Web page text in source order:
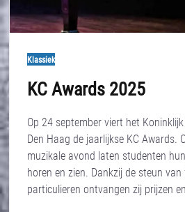
Klassiek
KC Awards 2025
Op 24 september viert het
Den Haag de jaarlijkse KC Awards.
muzikale avond laten studenten
horen en zien. Dankzij de steun
particulieren ontvangen zij prijzen